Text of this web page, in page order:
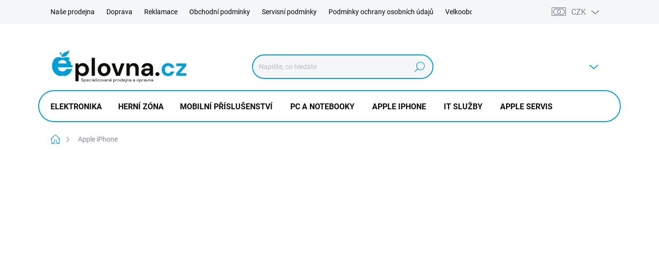
Naše prodejna Doprava Reklamace Obchodní podmínky Servisní podmínky Podmínky ochrany osobních údajů Velkoobchod Výkup CZK
Hledat
ELEKTRONIKA HERNÍ ZÓNA MOBILNÍ PŘÍSLUŠENSTVÍ PC A NOTEBOOKY APPLE IPHONE IT SLUŽBY APPLE SERVIS
Domů Apple iPhone